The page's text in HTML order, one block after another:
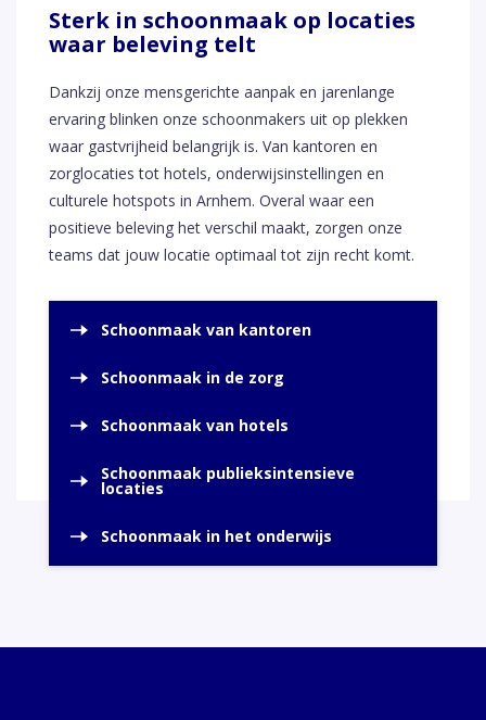
Sterk in schoonmaak op locaties
waar beleving telt
Dankzij onze mensgerichte aanpak en jarenlange
ervaring blinken onze schoonmakers uit op plekken
waar gastvrijheid belangrijk is. Van kantoren en
zorglocaties tot hotels, onderwijsinstellingen en
culturele hotspots in Arnhem. Overal waar een
positieve beleving het verschil maakt, zorgen onze
teams dat jouw locatie optimaal tot zijn recht komt.
Schoonmaak van kantoren
Schoonmaak in de zorg
Schoonmaak van hotels
Schoonmaak publieksintensieve
locaties
Schoonmaak in het onderwijs